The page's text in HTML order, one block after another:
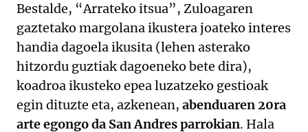
Bestalde, “Arrateko itsua”, Zuloagaren
gaztetako margolana ikustera joateko interes
handia dagoela ikusita (lehen asterako
hitzordu guztiak dagoeneko bete dira),
koadroa ikusteko epea luzatzeko gestioak
egin dituzte eta, azkenean, abenduaren 20ra
arte egongo da San Andres parrokian. Hala